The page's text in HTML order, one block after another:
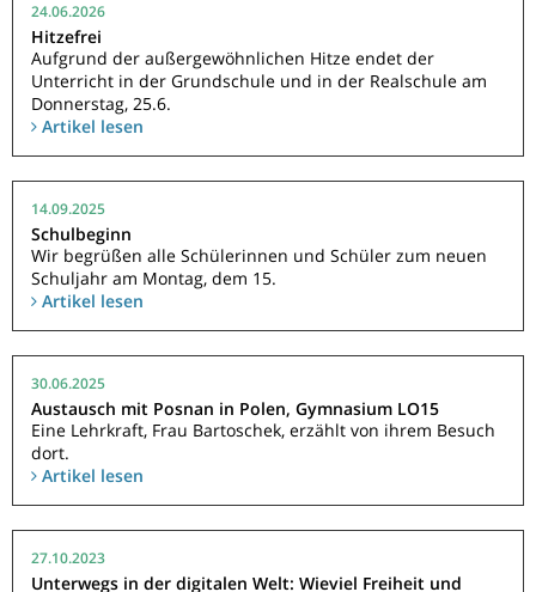
24.06.2026
Hitzefrei
Aufgrund der außergewöhnlichen Hitze endet der
Unterricht in der Grundschule und in der Realschule am
Donnerstag, 25.6.
Artikel lesen
14.09.2025
Schulbeginn
Wir begrüßen alle Schülerinnen und Schüler zum neuen
Schuljahr am Montag, dem 15.
Artikel lesen
30.06.2025
Austausch mit Posnan in Polen, Gymnasium LO15
Eine Lehrkraft, Frau Bartoschek, erzählt von ihrem Besuch
dort.
Artikel lesen
27.10.2023
Unterwegs in der digitalen Welt: Wieviel Freiheit und